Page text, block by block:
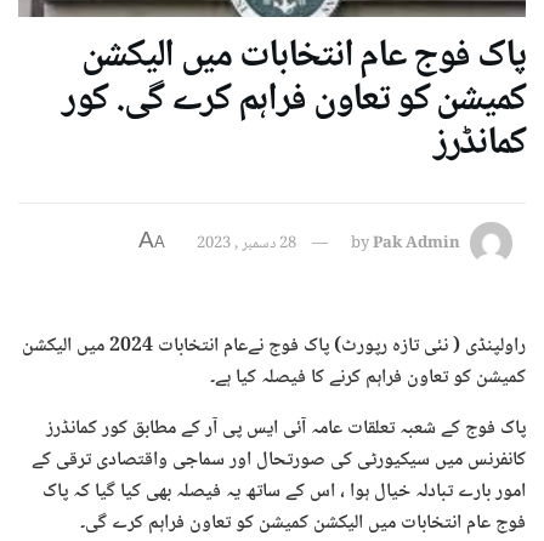
پاک فوج عام انتخابات میں الیکشن
کمیشن کو تعاون فراہم کرے گی. کور
کمانڈرز
byPak Admin 28 دسمبر , 2023 A
A
راولپنڈی ( نئی تازہ رپورٹ) پاک فوج نےعام انتخابات 2024 میں الیکشن
کمیشن کو تعاون فراہم کرنے کا فیصلہ کیا ہے۔
پاک فوج کے شعبہ تعلقات عامہ آئی ایس پی آر کے مطابق کور کمانڈرز
کانفرنس میں سیکیورٹی کی صورتحال اور سماجی واقتصادی ترقی کے
امور بارے تبادلہ خیال ہوا ، اس کے ساتھ یہ فیصلہ بھی کیا گیا کہ پاک
فوج عام انتخابات میں الیکشن کمیشن کو تعاون فراہم کرے گی۔